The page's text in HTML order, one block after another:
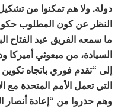
دولة. ولا هم تمكنوا من
النظر عن كون المطلوب
ما سمعه الفريق عبد الفتاح
السيادة، من مبعوثي أميركا
إلى “تقدم فوري باتجاه تكوين
التي تعمل الأمم المتحدة مع
وهم حذروا من “إعادة أنصار